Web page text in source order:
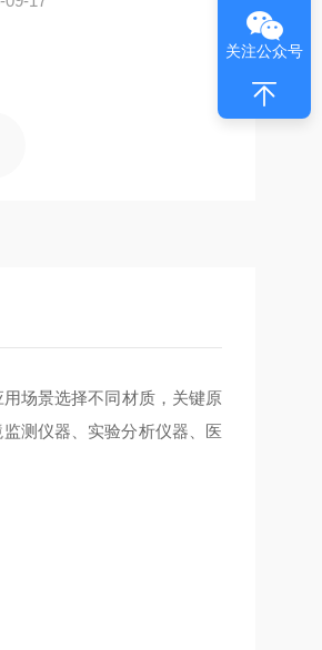
场景选择不同材质，关键原
测仪器、实验分析仪器、医
关注公众号